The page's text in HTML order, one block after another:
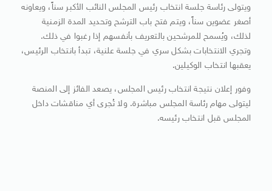
ويتولى رئاسة جلسة انتخاب رئيس المجلس النائب الأكبر سناً، ويعاونه
أصغر عضوين سناً، ويتم فتح باب الترشح وتحديد المدة الزمنية
لذلك، ويُسمح للمرشحين بالتعريف بأنفسهم إذا رغبوا في ذلك.
وتجري الانتخابات بشكل سري في جلسة علنية، تبدأ بانتخاب الرئيس،
يعقبها انتخاب الوكيلين.
وفور إعلان نتيجة انتخاب رئيس المجلس، يصعد الفائز إلى المنصة
ليتولى مهام رئاسة المجلس مباشرة. ولا تُجرى أي مناقشات داخل
المجلس قبل انتخاب رئيسه.